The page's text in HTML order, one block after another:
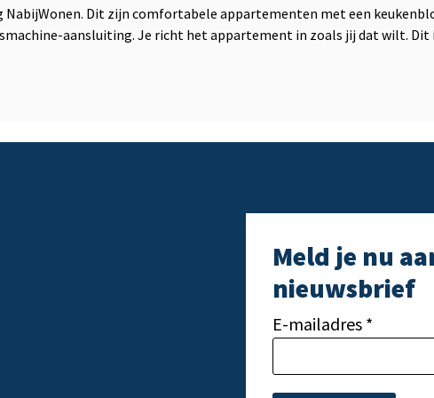
Dit zijn comfortabele appartementen met een
aansluiting. Je richt het appartement in zoals jij dat wilt. Dit
Meld je nu
nieuwsbrief
E-mailadres *